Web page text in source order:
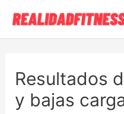
Resultados
y bajas